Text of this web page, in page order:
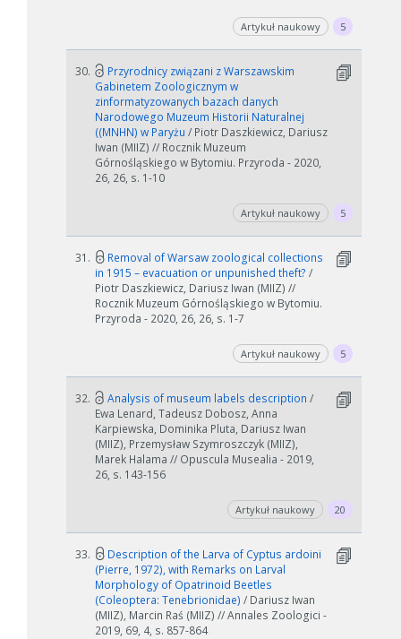
Artykuł naukowy 5
30.
Przyrodnicy związani z Warszawskim
Gabinetem Zoologicznym w
zinformatyzowanych bazach danych
Narodowego Muzeum Historii Naturalnej
((MNHN) w Paryżu / Piotr Daszkiewicz, Dariusz
Iwan (MIIZ) // Rocznik Muzeum
Górnośląskiego w Bytomiu. Przyroda - 2020,
26, 26, s. 1-10
Artykuł naukowy 5
31.
Removal of Warsaw zoological collections
in 1915 – evacuation or unpunished theft? /
Piotr Daszkiewicz, Dariusz Iwan (MIIZ) //
Rocznik Muzeum Górnośląskiego w Bytomiu.
Przyroda - 2020, 26, 26, s. 1-7
Artykuł naukowy 5
32. Analysis of museum labels description /
Ewa Lenard, Tadeusz Dobosz, Anna
Karpiewska, Dominika Pluta, Dariusz Iwan
(MIIZ), Przemysław Szymroszczyk (MIIZ),
Marek Halama // Opuscula Musealia - 2019,
26, s. 143-156
Artykuł naukowy 20
33.
Description of the Larva of Cyptus ardoini
(Pierre, 1972), with Remarks on Larval
Morphology of Opatrinoid Beetles
(Coleoptera: Tenebrionidae) / Dariusz Iwan
(MIIZ), Marcin Raś (MIIZ) // Annales Zoologici -
2019, 69, 4, s. 857-864